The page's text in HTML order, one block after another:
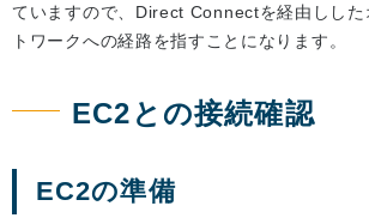
ていますので、Direct Connectを経由しした
トワークへの経路を指すことになります。
EC2との接続確認
EC2の準備